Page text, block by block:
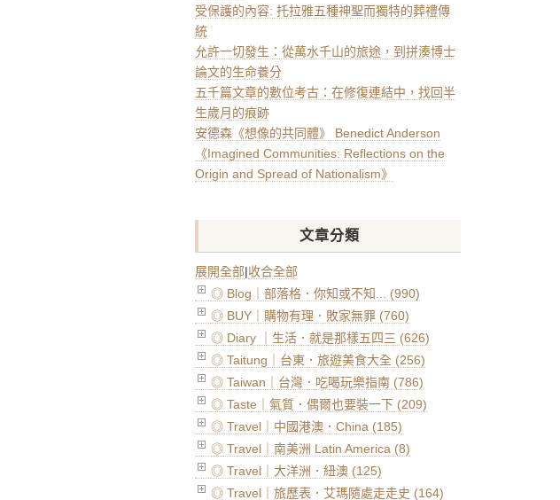
受保護的內容: 托拉雅五種神聖而獨特的葬禮傳
統
允許一切發生：從萬水千山的旅途，到拼湊博士
論文的生命養分
五千篇文章的數位考古：在修復連結中，找回半
生歲月的痕跡
安德森《想像的共同體》 Benedict Anderson
《Imagined Communities: Reflections on the
Origin and Spread of Nationalism》
文章分類
展開全部|收合全部
◎ Blog｜部落格．你知或不知... (990)
◎ BUY｜購物有理．敗家無罪 (760)
◎ Diary ｜生活．就是那樣五四三 (626)
◎ Taitung｜台東．旅遊美食大全 (256)
◎ Taiwan｜台灣．吃喝玩樂指南 (786)
◎ Taste｜氣質．偶爾也要裝一下 (209)
◎ Travel｜中國港澳．China (185)
◎ Travel｜南美洲 Latin America (8)
◎ Travel｜大洋洲．紐澳 (125)
◎ Travel｜旅歷表．艾瑪隨處走走史 (164)